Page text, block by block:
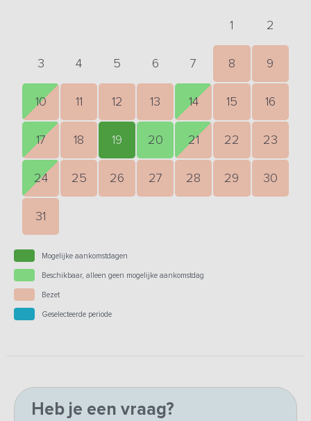
1 2
3 4 5 6 7 8 9
10 11 12 13 14 15 16
17 18 19 20 21 22 23
24 25 26 27 28 29 30
31
Mogelijke aankomstdagen
Beschikbaar, alleen geen mogelijke aankomstdag
Bezet
Geselecteerde periode
Heb je een vraag?